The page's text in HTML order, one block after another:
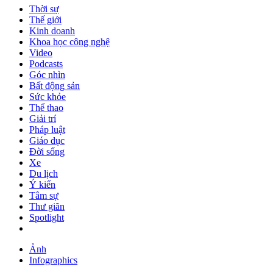
Thời sự
Thế giới
Kinh doanh
Khoa học công nghệ
Video
Podcasts
Góc nhìn
Bất động sản
Sức khỏe
Thể thao
Giải trí
Pháp luật
Giáo dục
Đời sống
Xe
Du lịch
Ý kiến
Tâm sự
Thư giãn
Spotlight
Ảnh
Infographics